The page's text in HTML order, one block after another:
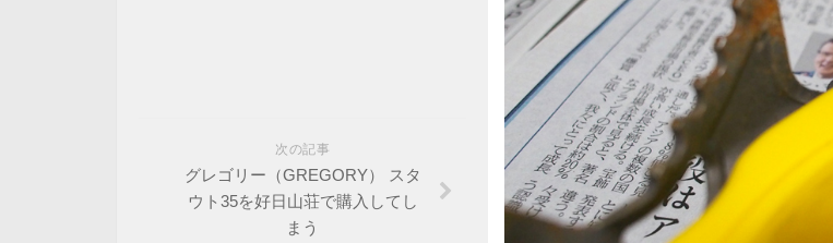
次の記事
グレゴリー（GREGORY） スタ
ウト35を好日山荘で購入してし
まう